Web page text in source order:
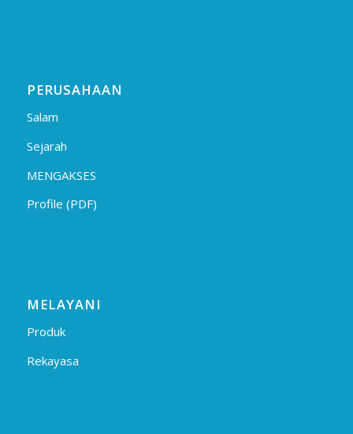
PERUSAHAAN
Salam
Sejarah
MENGAKSES
Profile (PDF)
MELAYANI
Produk
Rekayasa